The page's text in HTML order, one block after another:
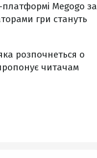
Megogo за
гри стануть
розпочнеться о
читачам